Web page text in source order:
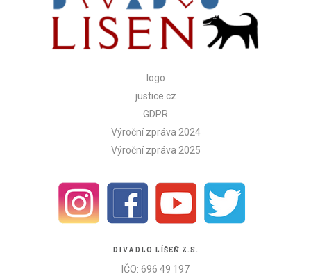
logo
justice.cz
GDPR
Výroční zpráva 2024
Výroční zpráva 2025
DIVADLO LÍŠEŇ Z.S.
IČO: 696 49 197